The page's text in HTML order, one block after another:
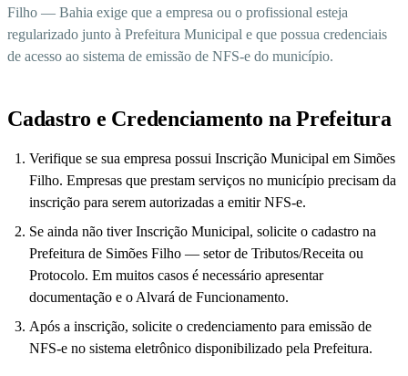
Filho — Bahia exige que a empresa ou o profissional esteja
regularizado junto à Prefeitura Municipal e que possua credenciais
de acesso ao sistema de emissão de NFS-e do município.
Cadastro e Credenciamento na Prefeitura
Verifique se sua empresa possui Inscrição Municipal em Simões
Filho. Empresas que prestam serviços no município precisam da
inscrição para serem autorizadas a emitir NFS-e.
Se ainda não tiver Inscrição Municipal, solicite o cadastro na
Prefeitura de Simões Filho — setor de Tributos/Receita ou
Protocolo. Em muitos casos é necessário apresentar
documentação e o Alvará de Funcionamento.
Após a inscrição, solicite o credenciamento para emissão de
NFS-e no sistema eletrônico disponibilizado pela Prefeitura.